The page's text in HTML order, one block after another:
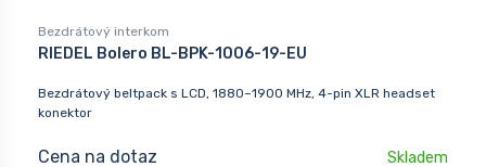
Bezdrátový interkom
RIEDEL Bolero BL-BPK-1006-19-EU
Bezdrátový beltpack s LCD, 1880–1900 MHz, 4-pin XLR headset
konektor
Cena na dotaz Skladem